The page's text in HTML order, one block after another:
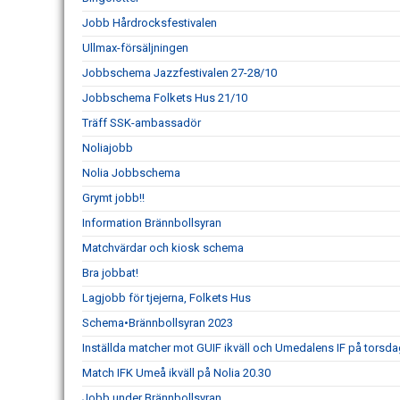
Jobb Hårdrocksfestivalen
Ullmax-försäljningen
Jobbschema Jazzfestivalen 27-28/10
Jobbschema Folkets Hus 21/10
Träff SSK-ambassadör
Noliajobb
Nolia Jobbschema
Grymt jobb!!
Information Brännbollsyran
Matchvärdar och kiosk schema
Bra jobbat!
Lagjobb för tjejerna, Folkets Hus
Schema•Brännbollsyran 2023
Inställda matcher mot GUIF ikväll och Umedalens IF på
Match IFK Umeå ikväll på Nolia 20.30